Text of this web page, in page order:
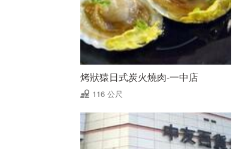
烤狀猿日式炭火燒肉-一中店
116 公尺